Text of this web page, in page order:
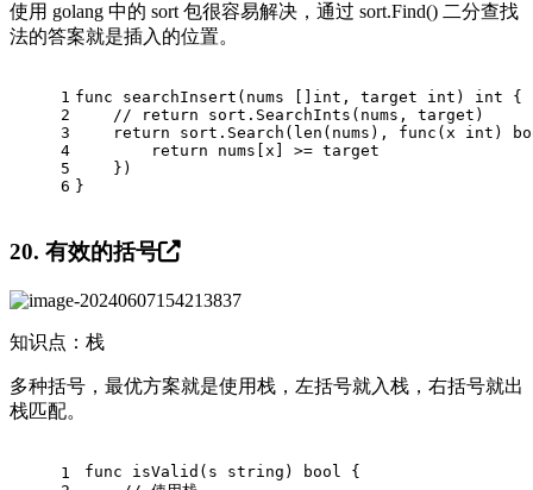
使用 golang 中的 sort 包很容易解决，通过 sort.Find() 二分查找
法的答案就是插入的位置。
1
2
3
4
5
6
func searchInsert (nums [] int , target int ) int {
// return sort.SearchInts(nums, target)
return sort.Search( len (nums), func (x int )
return nums[x] >= target
    })
}
20. 有效的括号
知识点：栈
多种括号，最优方案就是使用栈，左括号就入栈，右括号就出
栈匹配。
1
func isValid (s string ) bool
{